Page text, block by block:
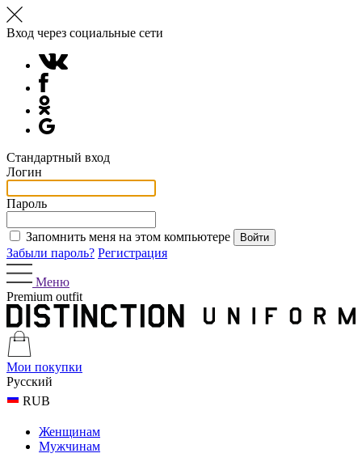
Вход через социальные сети
Стандартный вход
Логин
Пароль
Запомнить меня на этом компьютере
Забыли пароль? Регистрация
Меню
Premium outfit
Мои покупки
Русский
RUB
Женщинам
Мужчинам